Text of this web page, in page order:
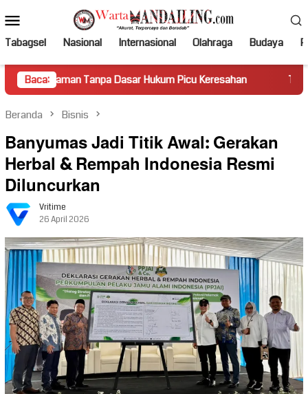
ke
kontenMobile
Tabagsel Nasional Internasional Olahraga Budaya
Baca:
Tanpa Dasar Hukum Picu Keresahan Truk Miring
Beranda Bisnis
Banyumas Jadi Titik Awal: Gerakan
Herbal & Rempah Indonesia Resmi
Diluncurkan
Vritime
26 April 2026